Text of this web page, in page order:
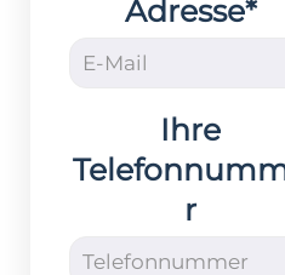
Adresse*
Ihre
r